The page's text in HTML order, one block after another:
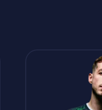
что его заметили